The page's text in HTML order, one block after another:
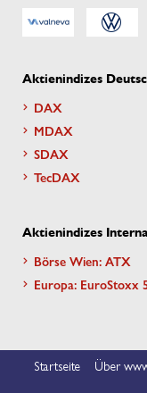
Aktienindizes
DAX
MDAX
SDAX
TecDAX
Aktienindizes
Börse Wien: ATX
Europa: EuroStoxx
Startseite Über